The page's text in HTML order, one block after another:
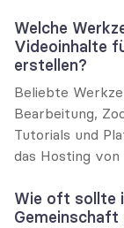
Welche
Videoinhalte
erstellen?
Beliebte
Bearbeitung,
Tutorials und
das Hosting von
Wie oft sollte
Gemeinschaft